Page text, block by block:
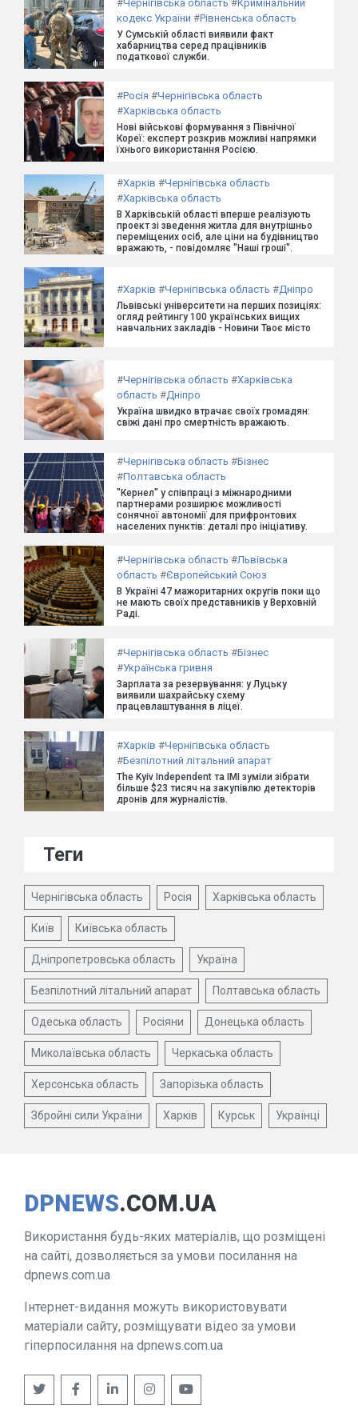
#Чернігівська область #Кримінальний
кодекс України #Рівненська область
У Сумській області виявили факт
хабарництва серед працівників
податкової служби.
#Росія #Чернігівська область
#Харківська область
Нові військові формування з Північної
Кореї: експерт розкрив можливі напрямки
їхнього використання Росією.
#Харків #Чернігівська область
#Харківська область
В Харківській області вперше реалізують
проект зі зведення житла для внутрішньо
переміщених осіб, але ціни на будівництво
вражають, - повідомляє "Наші гроші".
#Харків #Чернігівська область #Дніпро
Львівські університети на перших позиціях:
огляд рейтингу 100 українських вищих
навчальних закладів - Новини Твоє місто
#Чернігівська область #Харківська
область #Дніпро
Україна швидко втрачає своїх громадян:
свіжі дані про смертність вражають.
#Чернігівська область #Бізнес
#Полтавська область
"Кернел" у співпраці з міжнародними
партнерами розширює можливості
сонячної автономії для прифронтових
населених пунктів: деталі про ініціативу.
#Чернігівська область #Львівська
область #Європейський Союз
В Україні 47 мажоритарних округів поки що
не мають своїх представників у Верховній
Раді.
#Чернігівська область #Бізнес
#Українська гривня
Зарплата за резервування: у Луцьку
виявили шахрайську схему
працевлаштування в ліцеї.
#Харків #Чернігівська область
#Безпілотний літальний апарат
The Kyiv Independent та ІМІ зуміли зібрати
більше $23 тисяч на закупівлю детекторів
дронів для журналістів.
Теги
Чернігівська область Росія Харківська область
Київ Київська область
Дніпропетровська область Україна
Безпілотний літальний апарат Полтавська область
Одеська область Росіяни Донецька область
Миколаївська область Черкаська область
Херсонська область Запорізька область
Збройні сили України Харків Курськ Українці
DPNEWS.COM.UA
Використання будь-яких матеріалів, що розміщені
на сайті, дозволяється за умови посилання на
dpnews.com.ua
Інтернет-видання можуть використовувати
матеріали сайту, розміщувати відео за умови
гіперпосилання на dpnews.com.ua